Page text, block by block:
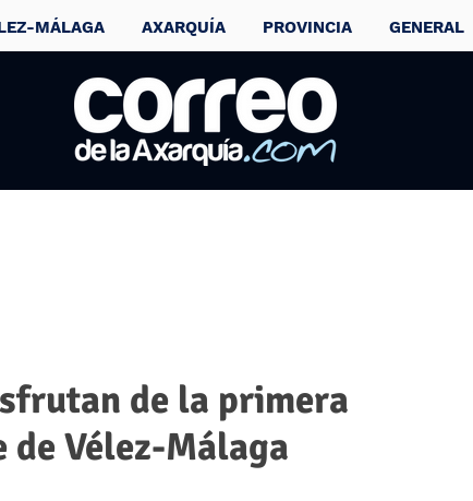
MÁLAGA AXARQUÍA PROVINCIA GENERAL
de la primera
Vélez-Málaga